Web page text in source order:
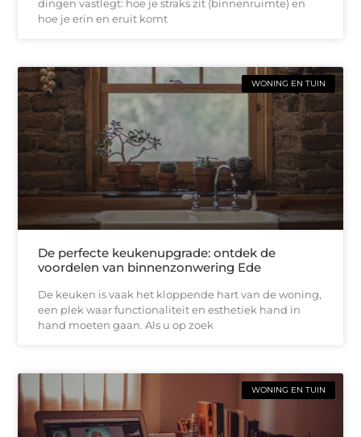
dingen vastlegt: hoe je straks zit (binnenruimte) en
hoe je erin en eruit komt
WONING EN TUIN
De perfecte keukenupgrade: ontdek de
voordelen van binnenzonwering Ede
De keuken is vaak het kloppende hart van de woning,
een plek waar functionaliteit en esthetiek hand in
hand moeten gaan. Als u op zoek
WONING EN TUIN